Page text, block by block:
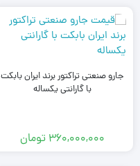
جارو صنعتی تراکتور برند ایران بابکت
با گارانتی یکساله
360,000,000 تومان